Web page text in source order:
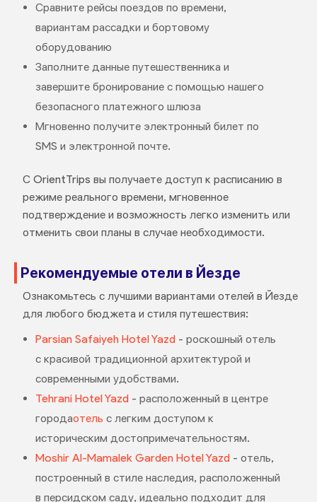
Сравните рейсы поездов по времени,
вариантам рассадки и бортовому
оборудованию
Заполните данные путешественника и
завершите бронирование с помощью нашего
безопасного платежного шлюза
Мгновенно получите электронный билет по
SMS и электронной почте.
С OrientTrips вы получаете доступ к расписанию в
режиме реального времени, мгновенное
подтверждение и возможность легко изменить или
отменить свои планы в случае необходимости.
Рекомендуемые отели в Йезде
Ознакомьтесь с лучшими вариантами отелей в Йезде
для любого бюджета и стиля путешествия:
Parsian Safaiyeh Hotel Yazd- роскошный отель
с красивой традиционной архитектурой и
современными удобствами.
Tehrani Hotel Yazd- расположенный в центре
городаотель с легким доступом к
историческим достопримечательностям.
Moshir Al-Mamalek Garden Hotel Yazd- отель,
построенный в стиле наследия, расположенный
в персидском саду, идеально подходит для